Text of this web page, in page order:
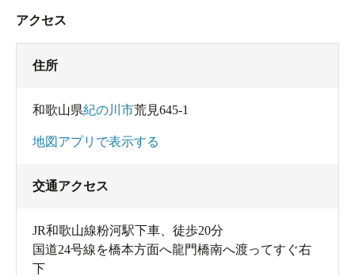
アクセス
住所
和歌山県紀の川市荒見645-1
地図アプリで表示する
交通アクセス
JR和歌山線粉河駅下車、徒歩20分
国道24号線を橋本方面へ龍門橋南へ渡ってすぐ右
下